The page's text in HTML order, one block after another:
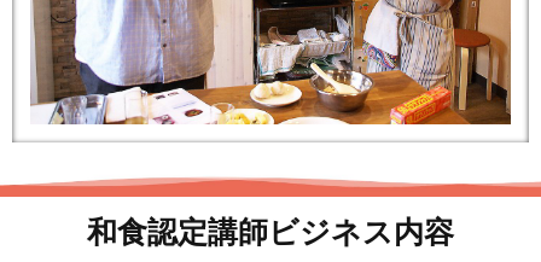
和食認定講師ビジネス内容